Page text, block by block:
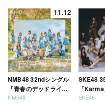
11.12
NMB48 32ndシングル
「青春のデッドライ
ン」
NMB48
SKE48
「Karma
SKE48